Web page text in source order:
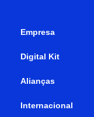
Empresa
Digital Kit
Alianças
Internacional